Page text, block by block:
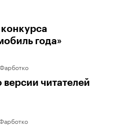
года»
читателей